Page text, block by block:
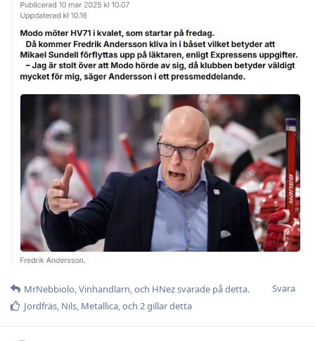
Svara
MrNebbiolo,Vinhandlarn, och HNezsvarade på detta.
Jordfräs, Nils, Metallica, och 2gillar detta